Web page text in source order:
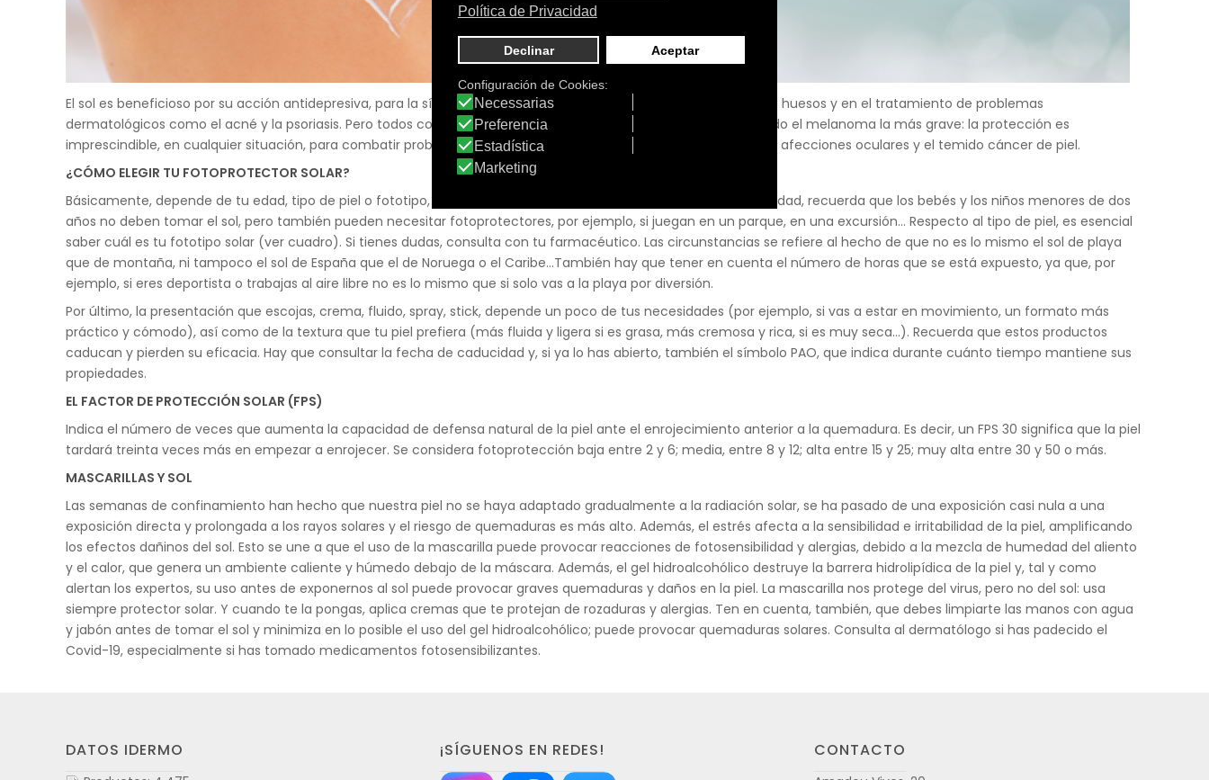
El sol es beneficioso por su acción antidepresiva, para la síntesis de la vitamina D, esencial en la formación de los huesos y en el tratamiento de problemas
dermatológicos como el acné y la psoriasis. Pero todos conocemos también sus consecuencias negativas, siendo el melanoma la más grave: la protección es
imprescindible, en cualquier situación, para combatir problemas como quemaduras, envejecimiento prematuro, afecciones oculares y el temido cáncer de piel.
¿CÓMO ELEGIR TU FOTOPROTECTOR SOLAR?
Básicamente, depende de tu edad, tipo de piel o fototipo, las circunstancias y tus preferencias. En relación a la edad, recuerda que los bebés y los niños menores de dos
años no deben tomar el sol, pero también pueden necesitar fotoprotectores, por ejemplo, si juegan en un parque, en una excursión... Respecto al tipo de piel, es esencial
saber cuál es tu fototipo solar (ver cuadro). Si tienes dudas, consulta con tu farmacéutico. Las circunstancias se refiere al hecho de que no es lo mismo el sol de playa
que de montaña, ni tampoco el sol de España que el de Noruega o el Caribe...También hay que tener en cuenta el número de horas que se está expuesto, ya que, por
ejemplo, si eres deportista o trabajas al aire libre no es lo mismo que si solo vas a la playa por diversión.
Por último, la presentación que escojas, crema, fluido, spray, stick, depende un poco de tus necesidades (por ejemplo, si vas a estar en movimiento, un formato más
práctico y cómodo), así como de la textura que tu piel prefiera (más fluida y ligera si es grasa, más cremosa y rica, si es muy seca...). Recuerda que estos productos
caducan y pierden su eficacia. Hay que consultar la fecha de caducidad y, si ya lo has abierto, también el símbolo PAO, que indica durante cuánto tiempo mantiene sus
propiedades.
EL FACTOR DE PROTECCIÓN SOLAR (FPS)
Indica el número de veces que aumenta la capacidad de defensa natural de la piel ante el enrojecimiento anterior a la quemadura. Es decir, un FPS 30 significa que la piel
tardará treinta veces más en empezar a enrojecer. Se considera fotoprotección baja entre 2 y 6; media, entre 8 y 12; alta entre 15 y 25; muy alta entre 30 y 50 o más.
MASCARILLAS Y SOL
Las semanas de confinamiento han hecho que nuestra piel no se haya adaptado gradualmente a la radiación solar, se ha pasado de una exposición casi nula a una
exposición directa y prolongada a los rayos solares y el riesgo de quemaduras es más alto. Además, el estrés afecta a la sensibilidad e irritabilidad de la piel, amplificando
los efectos dañinos del sol. Esto se une a que el uso de la mascarilla puede provocar reacciones de fotosensibilidad y alergias, debido a la mezcla de humedad del aliento
y el calor, que genera un ambiente caliente y húmedo debajo de la máscara. Además, el gel hidroalcohólico destruye la barrera hidrolipídica de la piel y, tal y como
alertan los expertos, su uso antes de exponernos al sol puede provocar graves quemaduras y daños en la piel. La mascarilla nos protege del virus, pero no del sol: usa
siempre protector solar. Y cuando te la pongas, aplica cremas que te protejan de rozaduras y alergias. Ten en cuenta, también, que debes limpiarte las manos con agua
y jabón antes de tomar el sol y minimiza en lo posible el uso del gel hidroalcohólico; puede provocar quemaduras solares. Consulta al dermatólogo si has padecido el
Covid-19, especialmente si has tomado medicamentos fotosensibilizantes.
DATOS IDERMO ¡SÍGUENOS EN REDES! CONTACTO